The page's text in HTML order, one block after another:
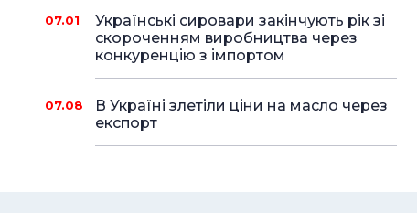
07.01
Українські сировари закінчують рік зі
скороченням виробництва через
конкуренцію з імпортом
07.08
В Україні злетіли ціни на масло через
експорт